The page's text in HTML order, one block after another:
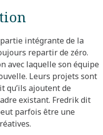
intégrante de la
repartir de zéro.
avec laquelle son équipe
Leurs projets sont
qu’ils ajoutent de
existant. Fredrik dit
parfois être une